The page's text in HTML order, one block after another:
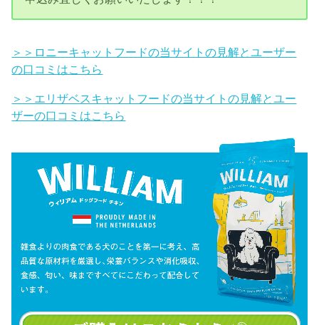
＞＞ロニーキャットフードの当サイトの見解とユーザー
の口コミはこちら
＞＞エリザベスキャットフードの当サイトの見解とユー
ザーの口コミはこちら